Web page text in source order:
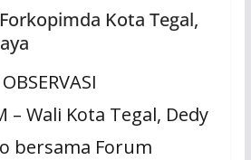
Kota Tegal,
– Wali Kota Tegal, Dedy
bersama Forum